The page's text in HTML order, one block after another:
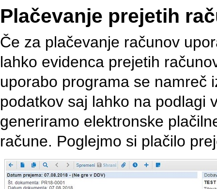
Plačevanje prejetih
Če za plačevanje računov
lahko evidenca prejetih
uporabo programa se namreč
podatkov saj lahko na podlagi
generiramo elektronske
račune. Poglejmo si plačilo